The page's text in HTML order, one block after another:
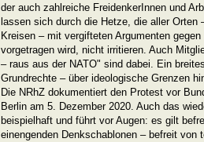
der auch zahlreiche FreidenkerInnen und
lassen sich durch die Hetze, die aller
Kreisen – mit vergifteten Argumenten
vorgetragen wird, nicht irritieren. Auch
– raus aus der NATO" sind dabei. Ein
Grundrechte – über ideologische Grenzen
Die NRhZ dokumentiert den Protest vor
Berlin am 5. Dezember 2020. Auch das
beispielhaft und führt vor Augen: es gilt
einengenden Denkschablonen – befreit von